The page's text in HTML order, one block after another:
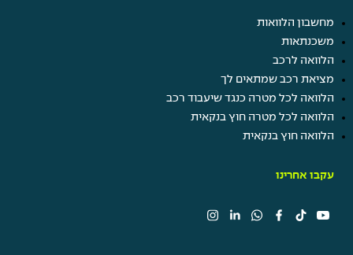
מחשבון הלוואות
משכנתאות
הלוואה לרכב
מציאת רכב שמתאים לך
הלוואה לכל מטרה כנגד שיעבוד רכב
הלוואה לכל מטרה חוץ בנקאית
הלוואה חוץ בנקאית
עקבו אחרינו